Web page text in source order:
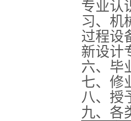
专业认
习、机
过程设
新设计
六、毕
七、修
八、授
九、各